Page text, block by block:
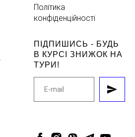
Політика
конфіденційності
ПІДПИШИСЬ - БУДЬ
В КУРСІ ЗНИЖОК НА
ТУРИ!